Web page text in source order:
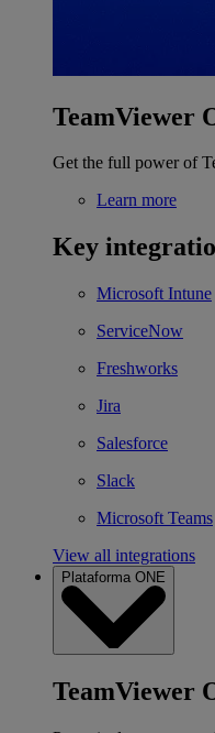
TeamViewer
Get the full power of
Learn more
Key
Microsoft Intune
ServiceNow
Freshworks
Jira
Salesforce
Slack
Microsoft Teams
View all integrations
Plataforma ONE
TeamViewer